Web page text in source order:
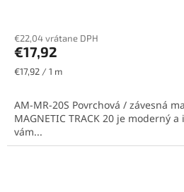
produktu
je
5,0
hviezdičiek.
€22,04 vrátane DPH
€17,92
Jednotková
€17,92 / 1 m
AM-MR-20S Povrchová / závesná
MAGNETIC TRACK 20 je moderný
vám...